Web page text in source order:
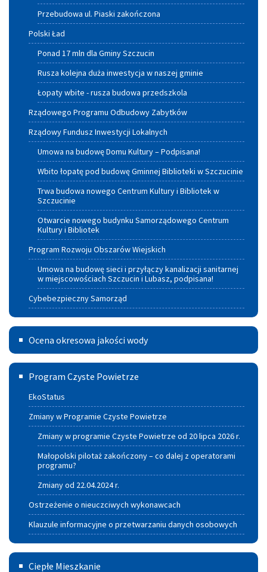
Przebudowa ul. Piaski zakończona
Polski Ład
Ponad 17 mln dla Gminy Szczucin
Rusza kolejna duża inwestycja w naszej gminie
Łopaty wbite - rusza budowa przedszkola
Rządowego Programu Odbudowy Zabytków
Rządowy Fundusz Inwestycji Lokalnych
Umowa na budowę Domu Kultury – Podpisana!
Wbito łopatę pod budowę Gminnej Biblioteki w Szczucinie
Trwa budowa nowego Centrum Kultury i Bibliotek w
Szczucinie
Otwarcie nowego budynku Samorządowego Centrum
Kultury i Bibliotek
Program Rozwoju Obszarów Wiejskich
Umowa na budowę sieci i przyłączy kanalizacji sanitarnej
w miejscowościach Szczucin i Lubasz, podpisana!
Cybebezpieczny Samorząd
Ocena
okresowa
jakości
wody
Ocena okresowa jakości wody
Program
czyste
powietrze
Program Czyste Powietrze
EkoStatus
Zmiany w Programie Czyste Powietrze
Zmiany w programie Czyste Powietrze od 20 lipca 2026 r.
Małopolski pilotaż zakończony – co dalej z operatorami
programu?
Zmiany od 22.04.2024 r.
Ostrzeżenie o nieuczciwych wykonawcach
Klauzule informacyjne o przetwarzaniu danych osobowych
Ciepłe
Ciepłe Mieszkanie